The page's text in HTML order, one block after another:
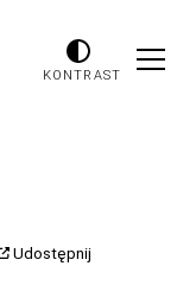
KONTRAST
Udostępnij